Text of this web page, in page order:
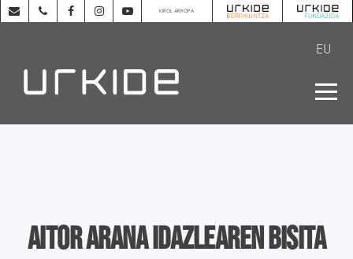
KIROL ARROPA
EU
Aitor Arana idazlearen bisita